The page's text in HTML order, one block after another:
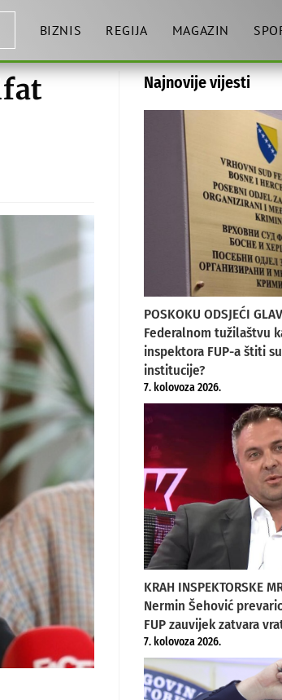
BIZNIS REGIJA MAGAZIN
Najnovije vijesti
POSKOKU ODSJEĆI
Federalnom tužilaštvu
inspektora FUP-a štiti
institucije?
7. kolovoza 2026.
KRAH INSPEKTORSKE
Nermin Šehović
FUP zauvijek zatvara
7. kolovoza 2026.